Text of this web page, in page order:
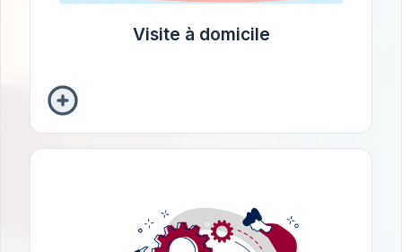
Visite à domicile
entretien préliminaire
composé d’une
anamnèse et d’une évaluation de la demande